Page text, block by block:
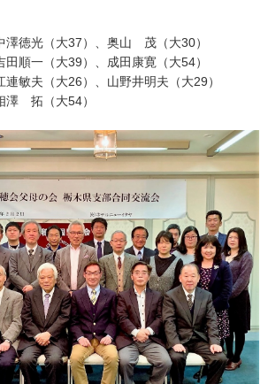
澤徳光（大37）、奥山 茂（大30）
順一（大39）、成田康寛（大54）
連敏夫（大26）、山野井明夫（大29）
澤 拓（大54）